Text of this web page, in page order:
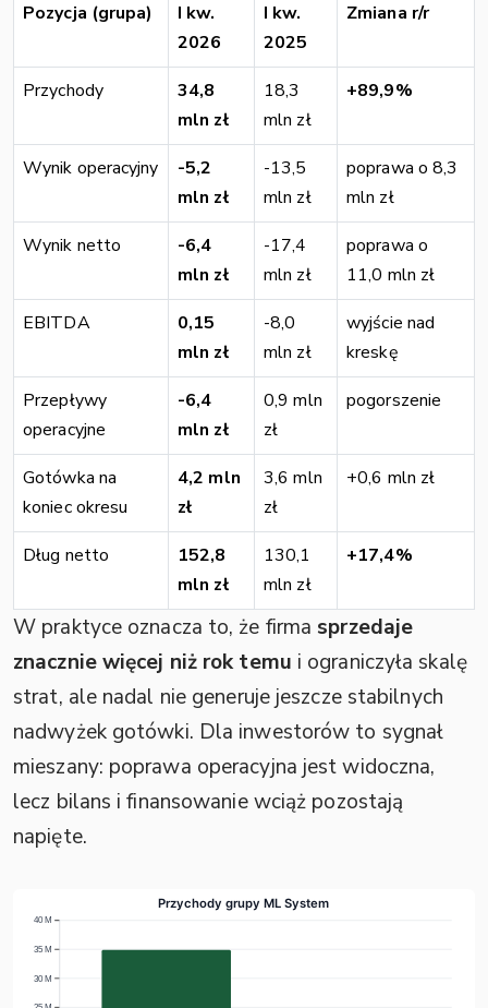
Pozycja (grupa)
I kw.
2026
I kw.
2025
Zmiana r/r
Przychody
34,8
mln zł
18,3
mln zł
+89,9%
Wynik operacyjny
-5,2
mln zł
-13,5
mln zł
poprawa o 8,3
mln zł
Wynik netto
-6,4
mln zł
-17,4
mln zł
poprawa o
11,0 mln zł
EBITDA
0,15
mln zł
-8,0
mln zł
wyjście nad
kreskę
Przepływy
operacyjne
-6,4
mln zł
0,9 mln
zł
pogorszenie
Gotówka na
koniec okresu
4,2 mln
zł
3,6 mln
zł
+0,6 mln zł
Dług netto
152,8
mln zł
130,1
mln zł
+17,4%
W praktyce oznacza to, że firma sprzedaje
znacznie więcej niż rok temu i ograniczyła skalę
strat, ale nadal nie generuje jeszcze stabilnych
nadwyżek gotówki. Dla inwestorów to sygnał
mieszany: poprawa operacyjna jest widoczna,
lecz bilans i finansowanie wciąż pozostają
napięte.